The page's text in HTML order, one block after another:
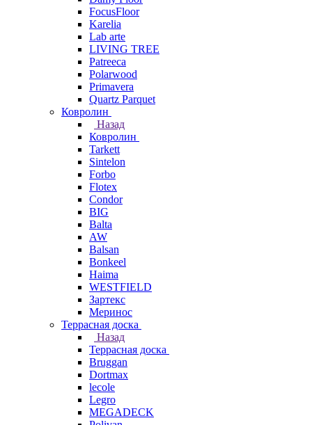
FocusFloor
Karelia
Lab arte
LIVING TREE
Patreeca
Polarwood
Primavera
Quartz Parquet
Ковролин
Назад
Ковролин
Tarkett
Sintelon
Forbo
Flotex
Condor
BIG
Balta
AW
Balsan
Bonkeel
Haima
WESTFIELD
Зартекс
Меринос
Террасная доска
Назад
Террасная доска
Bruggan
Dortmax
lecole
Legro
MEGADECK